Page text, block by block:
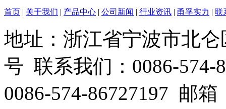
首页 | 关于我们 | 产品中心 | 公司新闻 | 行业资讯 | 甬孚实力 | 联
地址：浙江省宁波市北
号 联系我们：0086-574-
0086-574-86727197 邮箱